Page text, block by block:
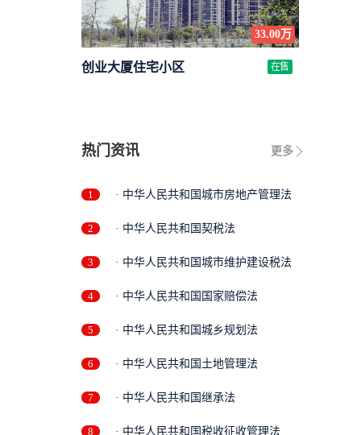
33.00万
创业大厦住宅小区 在售
更多
热门资讯
1 · 中华人民共和国城市房地产管理法
2 · 中华人民共和国契税法
3 · 中华人民共和国城市维护建设税法
4 · 中华人民共和国国家赔偿法
5 · 中华人民共和国城乡规划法
6 · 中华人民共和国土地管理法
7 · 中华人民共和国继承法
8 · 中华人民共和国税收征收管理法